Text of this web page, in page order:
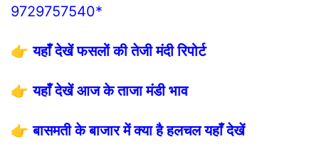
9729757540*
👉यहाँ देखें फसलों की तेजी मंदी रिपोर्ट
👉यहाँ देखें आज के ताजा मंडी भाव
👉बासमती के बाजार में क्या है हलचल यहाँ देखें